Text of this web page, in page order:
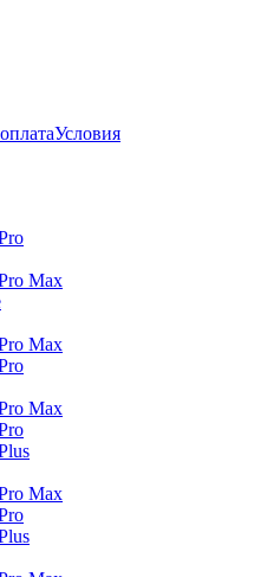
Условия
Max
Max
Max
Max